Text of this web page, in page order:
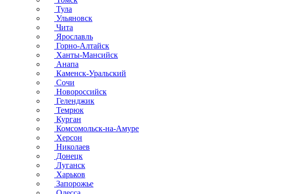
Тула
Ульяновск
Чита
Ярославль
Горно-Алтайск
Ханты-Мансийск
Анапа
Каменск-Уральский
Сочи
Новороссийск
Геленджик
Темрюк
Курган
Комсомольск-на-Амуре
Херсон
Николаев
Донецк
Луганск
Харьков
Запорожье